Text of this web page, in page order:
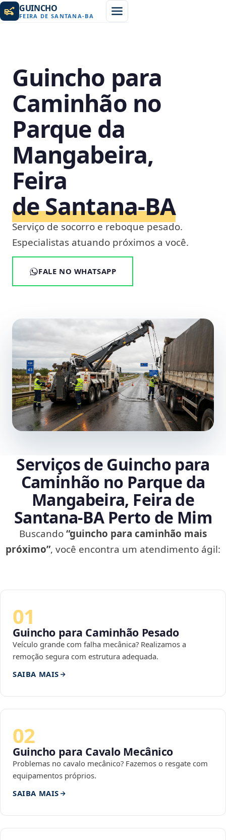
GUINCHO
FEIRA DE SANTANA-BA
Guincho para
Caminhão no
Parque da
Mangabeira,
Feira
de Santana‑BA
Serviço de socorro e reboque pesado.
Especialistas atuando próximos a você.
FALE NO WHATSAPP
Serviços de Guincho para
Caminhão no Parque da
Mangabeira, Feira de
Santana‑BA Perto de Mim
Buscando“guincho para caminhão mais
próximo”, você encontra um atendimento ágil:
01
Guincho para Caminhão Pesado
Veículo grande com falha mecânica? Realizamos a
remoção segura com estrutura adequada.
SAIBA MAIS
02
Guincho para Cavalo Mecânico
Problemas no cavalo mecânico? Fazemos o resgate com
equipamentos próprios.
SAIBA MAIS